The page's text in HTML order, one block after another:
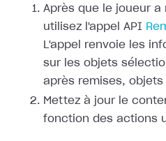
Après que le joueur a
utilisez l'appel API
L'appel renvoie les
sur les objets
après remises, objets
Mettez à jour le
fonction des actions